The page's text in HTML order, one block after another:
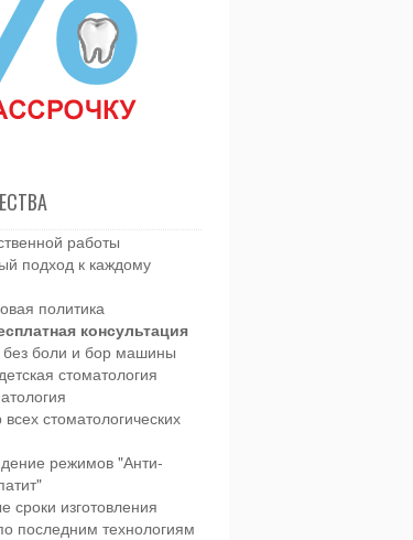
работы
подход к каждому
политика
консультация
без боли и бор машины
стоматология
стоматологических
режимов "Анти-
изготовления
последним технологиям